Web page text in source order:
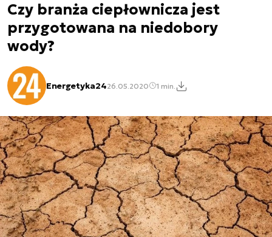
Czy branża ciepłownicza jest
przygotowana na niedobory
wody?
Energetyka2426.05.2020 1 min.